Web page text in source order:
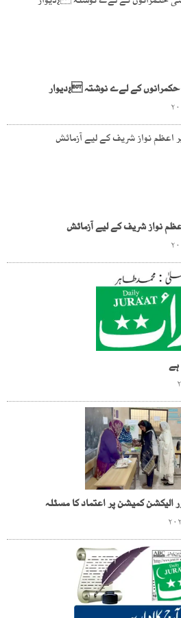
کے لےے نوشتہ ¿دیوار
نواز شریف کے لیے آزمائش
الیکشن کمیشن پر اعتماد کا مسئلہ